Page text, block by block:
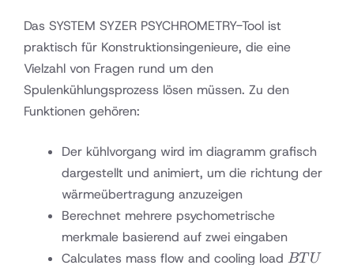
Das SYSTEM SYZER PSYCHROMETRY-Tool ist
praktisch für Konstruktionsingenieure, die eine
Vielzahl von Fragen rund um den
Spulenkühlungsprozess lösen müssen. Zu den
Funktionen gehören:
Der kühlvorgang wird im diagramm grafisch
dargestellt und animiert, um die richtung der
wärmeübertragung anzuzeigen
Berechnet mehrere psychometrische
merkmale basierend auf zwei eingaben
Calculates mass flow and cooling load BTU
BT U